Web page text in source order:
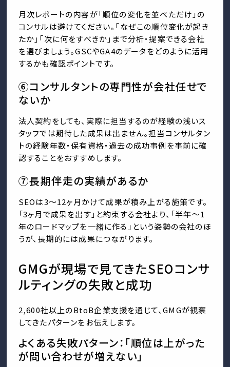
月次レポートの内容が「順位の変化を並べただけ」の
コンサルは避けてください。「なぜこの順位変化が起き
たか」「次に何をすべきか」まで分析・提案できる会社
を選びましょう。GSCやGA4のデータをどのように活用
するかも確認ポイントです。
⑥コンサルタントの専門性が会社任せで
ないか
法人契約をしても、実際に担当するのが経験の浅いス
タッフでは期待した成果は出ません。担当コンサルタン
トの経験年数・保有資格・過去の成功事例を事前に確
認することをおすすめします。
⑦長期伴走の実績があるか
SEOは3〜12ヶ月かけて成果が積み上がる施策です。
「3ヶ月で成果を出す」と約束する会社より、「半年〜1
年のロードマップを一緒に作る」という姿勢の会社のほ
うが、長期的には成果につながります。
GMGが現場で見てきたSEOコンサ
ルティングの失敗と成功
2,600社以上のBtoB企業支援を通じて、GMGが観察
してきたパターンをお伝えします。
よくある失敗パターン：「順位は上がった
が問い合わせが増えない」